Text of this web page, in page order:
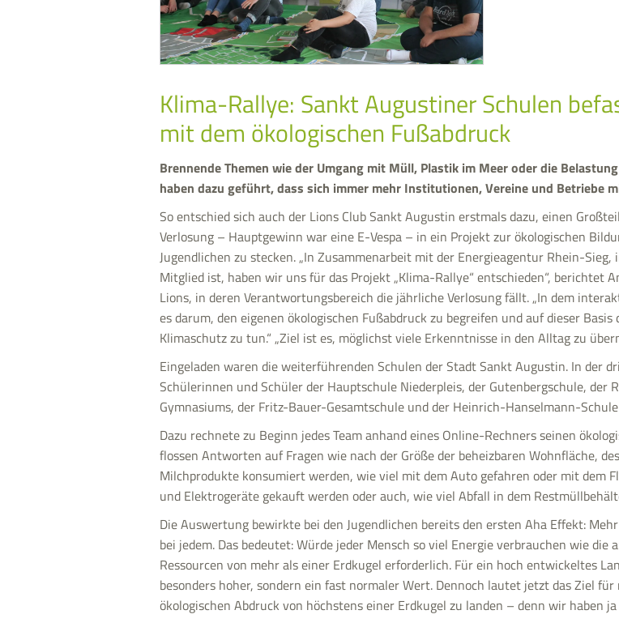
Klima-Rallye: Sankt Augustiner Schulen
mit dem ökologischen Fußabdruck
Brennende Themen wie der Umgang mit Müll, Plastik im Meer oder die
haben dazu geführt, dass sich immer mehr Institutionen, Vereine und Betriebe
So entschied sich auch der Lions Club Sankt Augustin erstmals dazu, einen
Verlosung – Hauptgewinn war eine E-Vespa – in ein Projekt zur ökologischen
Jugendlichen zu stecken. „In Zusammenarbeit mit der Energieagentur Rhein-
Mitglied ist, haben wir uns für das Projekt „Klima-Rallye“ entschieden“, berichtet
Lions, in deren Verantwortungsbereich die jährliche Verlosung fällt. „In dem
es darum, den eigenen ökologischen Fußabdruck zu begreifen und auf dieser
Klimaschutz zu tun.“ „Ziel ist es, möglichst viele Erkenntnisse in den Alltag zu
Eingeladen waren die weiterführenden Schulen der Stadt Sankt Augustin. In der
Schülerinnen und Schüler der Hauptschule Niederpleis, der Gutenbergschule, der
Gymnasiums, der Fritz-Bauer-Gesamtschule und der Heinrich-Hanselmann-
Dazu rechnete zu Beginn jedes Team anhand eines Online-Rechners seinen
flossen Antworten auf Fragen wie nach der Größe der beheizbaren Wohnfläche,
Milchprodukte konsumiert werden, wie viel mit dem Auto gefahren oder mit dem
und Elektrogeräte gekauft werden oder auch, wie viel Abfall in dem
Die Auswertung bewirkte bei den Jugendlichen bereits den ersten Aha Effekt:
bei jedem. Das bedeutet: Würde jeder Mensch so viel Energie verbrauchen wie die
Ressourcen von mehr als einer Erdkugel erforderlich. Für ein hoch entwickeltes
besonders hoher, sondern ein fast normaler Wert. Dennoch lautet jetzt das Ziel für
ökologischen Abdruck von höchstens einer Erdkugel zu landen – denn wir haben